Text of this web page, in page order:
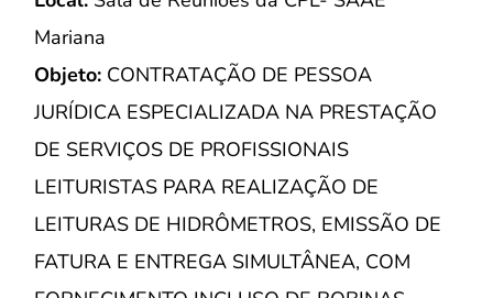
Mariana
Objeto: CONTRATAÇÃO DE PESSOA
JURÍDICA ESPECIALIZADA NA PRESTAÇÃO
DE SERVIÇOS DE PROFISSIONAIS
LEITURISTAS PARA REALIZAÇÃO DE
LEITURAS DE HIDRÔMETROS, EMISSÃO DE
FATURA E ENTREGA SIMULTÂNEA, COM